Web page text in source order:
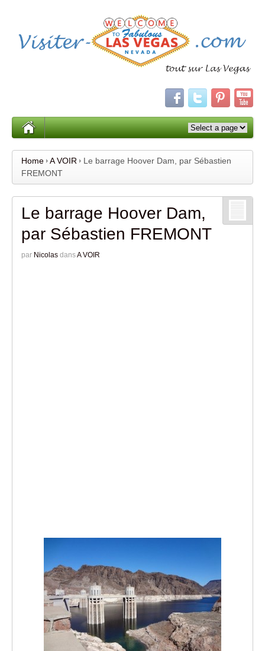
Home A VOIR
Le barrage Hoover Dam, par Sébastien
FREMONT
Le barrage Hoover Dam,
par Sébastien FREMONT
par Nicolas dansA VOIR